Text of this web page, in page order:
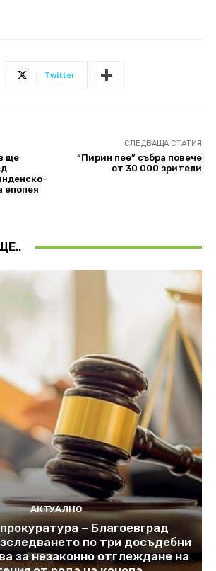
Twitter
ще
епопея
СЛЕДВАЩА СТАТИЯ
“Пирин пее” събра повече
от 30 000 зрители
АКТУАЛНО
– Благоевград
по три досъдебни
за незаконно отглеждане на